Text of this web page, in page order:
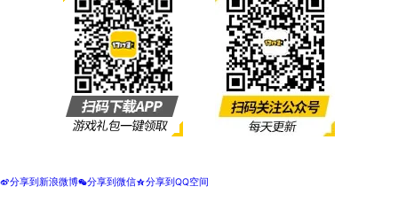
t分享到新浪微博w分享到微信z分享到QQ空间